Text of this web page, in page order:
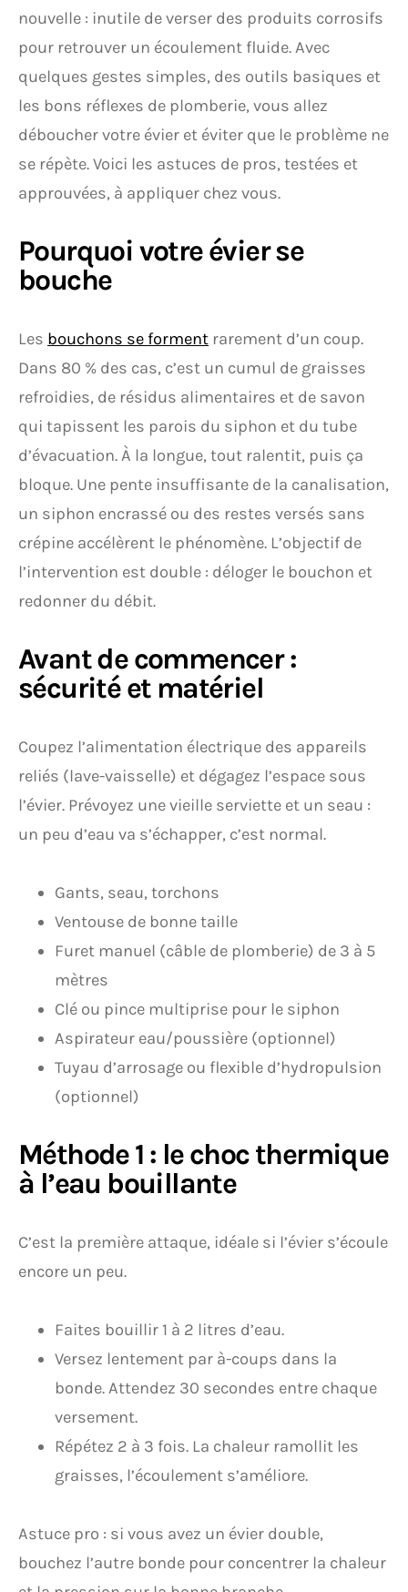
nouvelle : inutile de verser des produits corrosifs
pour retrouver un écoulement fluide. Avec
quelques gestes simples, des outils basiques et
les bons réflexes de plomberie, vous allez
déboucher votre évier et éviter que le problème ne
se répète. Voici les astuces de pros, testées et
approuvées, à appliquer chez vous.
Pourquoi votre évier se
bouche
Les bouchons se forment rarement d’un coup.
Dans 80 % des cas, c’est un cumul de graisses
refroidies, de résidus alimentaires et de savon
qui tapissent les parois du siphon et du tube
d’évacuation. À la longue, tout ralentit, puis ça
bloque. Une pente insuffisante de la canalisation,
un siphon encrassé ou des restes versés sans
crépine accélèrent le phénomène. L’objectif de
l’intervention est double : déloger le bouchon et
redonner du débit.
Avant de commencer :
sécurité et matériel
Coupez l’alimentation électrique des appareils
reliés (lave-vaisselle) et dégagez l’espace sous
l’évier. Prévoyez une vieille serviette et un seau :
un peu d’eau va s’échapper, c’est normal.
Gants, seau, torchons
Ventouse de bonne taille
Furet manuel (câble de plomberie) de 3 à 5
mètres
Clé ou pince multiprise pour le siphon
Aspirateur eau/poussière (optionnel)
Tuyau d’arrosage ou flexible d’hydropulsion
(optionnel)
Méthode 1 : le choc thermique
à l’eau bouillante
C’est la première attaque, idéale si l’évier s’écoule
encore un peu.
Faites bouillir 1 à 2 litres d’eau.
Versez lentement par à-coups dans la
bonde. Attendez 30 secondes entre chaque
versement.
Répétez 2 à 3 fois. La chaleur ramollit les
graisses, l’écoulement s’améliore.
Astuce pro : si vous avez un évier double,
bouchez l’autre bonde pour concentrer la chaleur